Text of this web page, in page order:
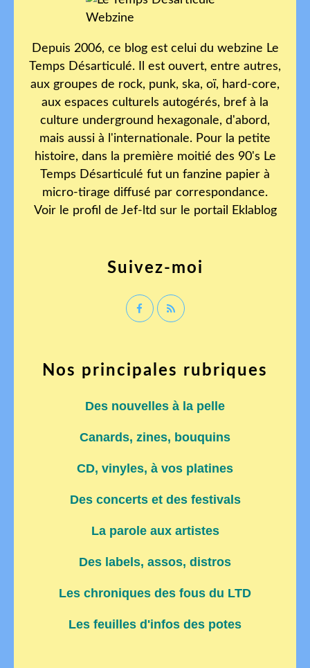
Depuis 2006, ce blog est celui du webzine Le
Temps Désarticulé. Il est ouvert, entre autres,
aux groupes de rock, punk, ska, oï, hard-core,
aux espaces culturels autogérés, bref à la
culture underground hexagonale, d'abord,
mais aussi à l'internationale. Pour la petite
histoire, dans la première moitié des 90's Le
Temps Désarticulé fut un fanzine papier à
micro-tirage diffusé par correspondance.
Voir le profil de Jef-ltd sur le portail Eklablog
Suivez-moi
Nos principales rubriques
Des nouvelles à la pelle
Canards, zines, bouquins
CD, vinyles, à vos platines
Des concerts et des festivals
La parole aux artistes
Des labels, assos, distros
Les chroniques des fous du LTD
Les feuilles d'infos des potes